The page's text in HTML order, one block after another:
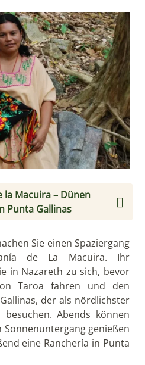
la Macuira – Dünen
Punta Gallinas
Sie einen Spaziergang
de La Macuira. Ihr
in Nazareth zu sich, bevor
Taroa fahren und den
der als nördlichster
Abends können
Sonnenuntergang genießen
eine Ranchería in Punta